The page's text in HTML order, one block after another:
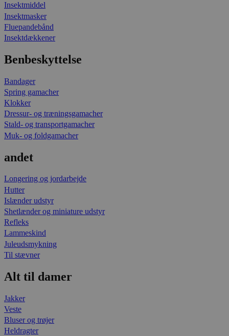
Insektmiddel
Insektmasker
Fluepandebånd
Insektdækkener
Benbeskyttelse
Bandager
Spring gamacher
Klokker
Dressur- og træningsgamacher
Stald- og transportgamacher
Muk- og foldgamacher
andet
Longering og jordarbejde
Hutter
Islænder udstyr
Shetlænder og miniature udstyr
Refleks
Lammeskind
Juleudsmykning
Til stævner
Alt til damer
Jakker
Veste
Bluser og trøjer
Heldragter